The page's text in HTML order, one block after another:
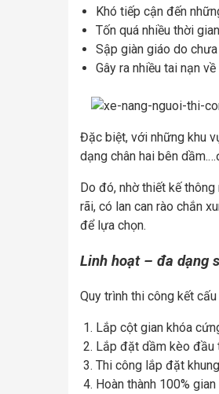
Khó tiếp cận đến
Tốn quá nhiều thời
Sập giàn giáo do
Gây ra nhiều tai nạn
Đặc biệt, với những khu
dạng chân hai bên
Do đó, nhờ thiết kế thông
rãi, có lan can rào chắn
để lựa chọn.
Linh hoạt – đa dạng
Quy trình thi công kết
Lắp cột gian khóa
Lắp đặt dầm kèo đầu
Thi công lắp đặt
Hoàn thành 100%